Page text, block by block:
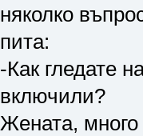
няколко
пита:
-Как гледате
включили?
Жената, много